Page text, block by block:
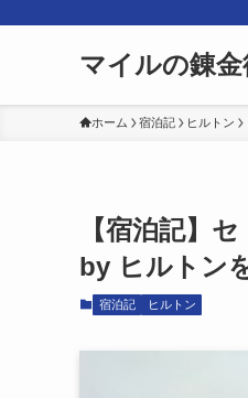
マイルの錬
ホーム 宿泊記 ヒルトン
【宿泊記】
by ヒルトン
宿泊記 ヒルトン